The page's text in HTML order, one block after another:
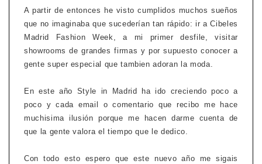
A partir de entonces he visto cumplidos muchos sueños
que no imaginaba que sucederían tan rápido: ir a Cibeles
Madrid Fashion Week, a mi primer desfile, visitar
showrooms de grandes firmas y por supuesto conocer a
gente super especial que tambien adoran la moda.
En este año Style in Madrid ha ido creciendo poco a
poco y cada email o comentario que recibo me hace
muchisima ilusión porque me hacen darme cuenta de
que la gente valora el tiempo que le dedico.
Con todo esto espero que este nuevo año me sigais